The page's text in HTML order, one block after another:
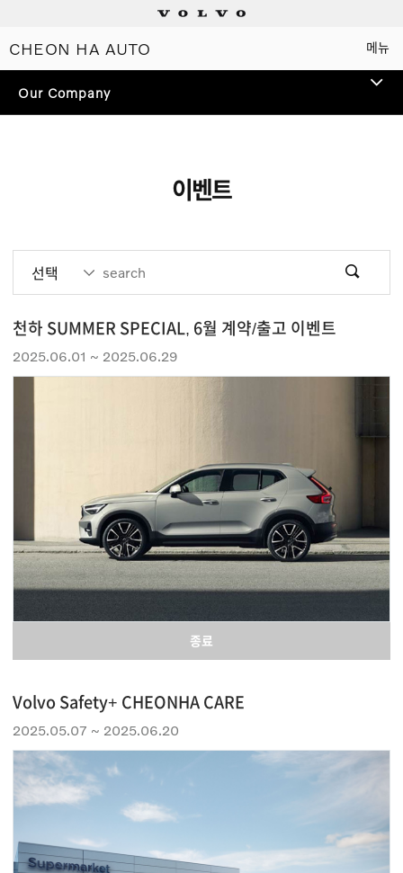
메뉴
CHEON HA AUTO
이벤트
Our Company
선택
천하 SUMMER SPECIAL, 6월 계약/출고 이벤트
2025.06.01 ~ 2025.06.29
종료
Volvo Safety+ CHEONHA CARE
2025.05.07 ~ 2025.06.20
Electric
Plug-in hybrids
세일즈 컨설턴트
전시장 찾기
인증 중고차
CHEON HA AUTO